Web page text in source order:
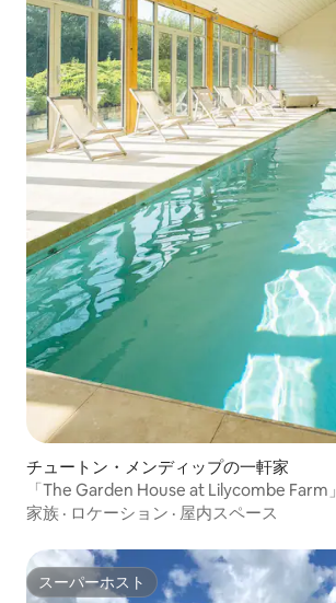
チュートン・メンディップの一軒家
「The Garden House at Lilycombe Farm」
家族 · ロケーション · 屋内スペース
スーパーホスト
スーパーホスト